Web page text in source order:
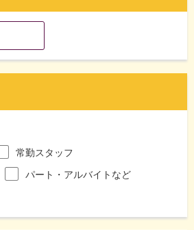
常勤スタッフ
パート・アルバイトなど